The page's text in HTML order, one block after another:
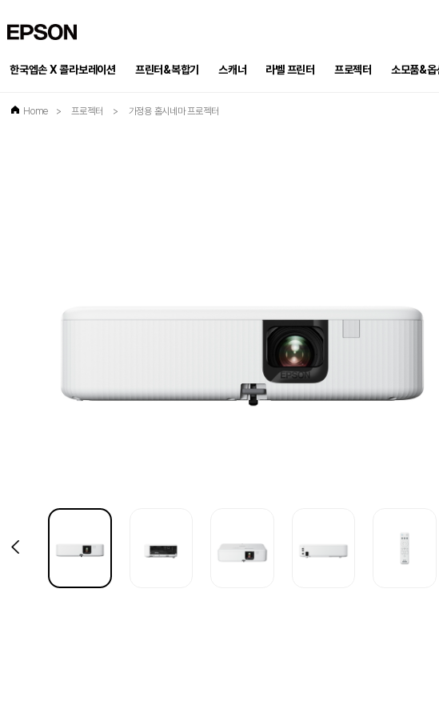
한국엡손 X 콜라보레이션 프린터&복합기 스캐너 라벨 프린터 프로젝터 소모품&옵
Home > 프로젝터 > 가정용 홈시네마 프로젝터